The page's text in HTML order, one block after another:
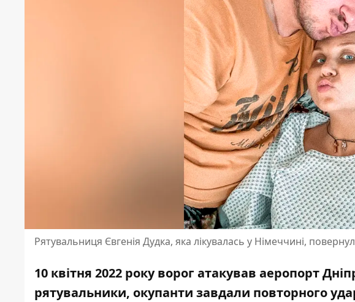
Рятувальниця Євгенія Дудка, яка лікувалась у Німеччині,
10 квітня 2022 року ворог атакував аеропорт
рятувальники, окупанти завдали повторного